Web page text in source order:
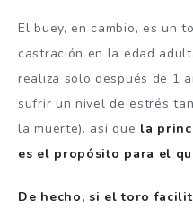
El buey, en cambio, es un
castración en la edad
realiza solo después de 1
sufrir un nivel de estrés
la muerte). asi que la
es el propósito para el
De hecho, si el toro